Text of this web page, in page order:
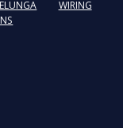
WIRING